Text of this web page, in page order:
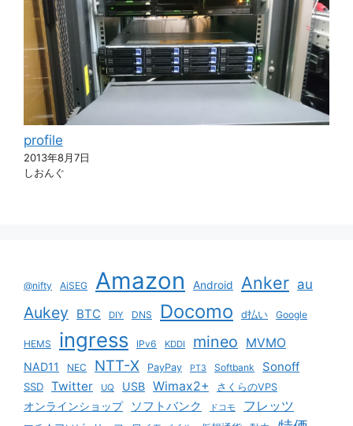
profile
2013年8月7日
しおんぐ
@nifty AiSEG Amazon Android Anker au
Aukey BTC DIY DNS Docomo d払い Google
HEMS ingress IPv6 KDDI mineo MVMO
NAD11 NEC NTT-X PayPay PT3 Softbank Sonoff
SSD Twitter UQ USB Wimax2+ さくらのVPS
オンラインショップ ソフトバンク ドコモ フレッツ